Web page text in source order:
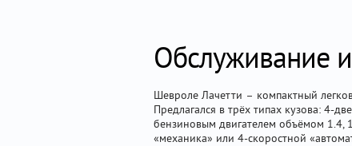
Обслуживание
Шевроле Лачетти – компактный
Предлагался в трёх типах кузова: 4-
бензиновым двигателем объёмом 1.4,
«механика» или 4-скоростной